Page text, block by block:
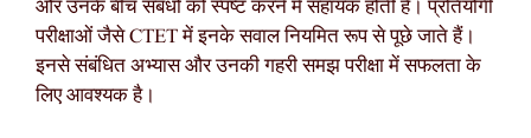
और उनके बीच संबंधों को स्पष्ट करने में सहायक होती हैं। प्रतियोगी
परीक्षाओं जैसे CTET में इनके सवाल नियमित रूप से पूछे जाते हैं।
इनसे संबंधित अभ्यास और उनकी गहरी समझ परीक्षा में सफलता के
लिए आवश्यक है।